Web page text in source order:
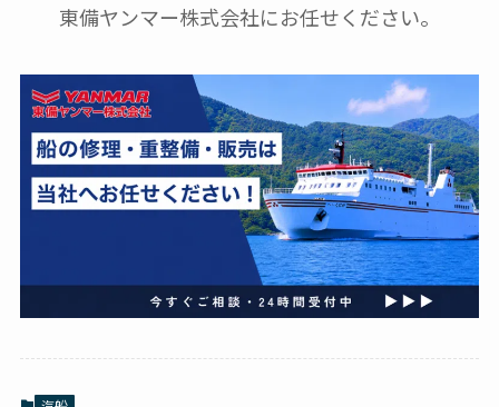
東備ヤンマー株式会社にお任せください。